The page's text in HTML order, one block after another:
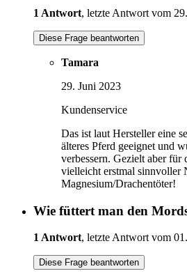
1 Antwort, letzte Antwort vom
Diese Frage beantworten
Tamara
29. Juni 2023
Kundenservice
Das ist laut Hersteller eine
älteres Pferd geeignet und
verbessern. Gezielt aber für
vielleicht erstmal sinnvoller
Magnesium/Drachentöter!
Wie füttert man den
1 Antwort, letzte Antwort vom
Diese Frage beantworten